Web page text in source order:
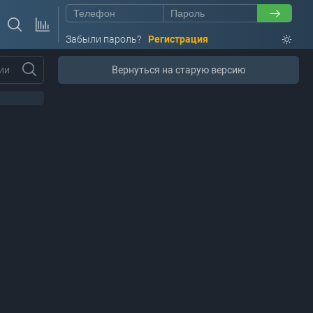
Забыли пароль? Регистрация
Вернуться на старую версию